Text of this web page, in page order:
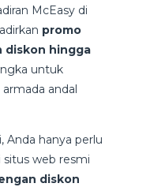
McEasy di
promo
diskon hingga
untuk
andal
Anda hanya perlu
web resmi
diskon